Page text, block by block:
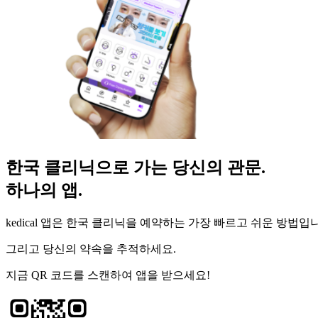
한국 클리닉으로 가는 당신의 관문.
하나의 앱.
kedical 앱은 한국 클리닉을 예약하는 가장 빠르고 쉬운 방법입
그리고 당신의 약속을 추적하세요.
지금 QR 코드를 스캔하여 앱을 받으세요!